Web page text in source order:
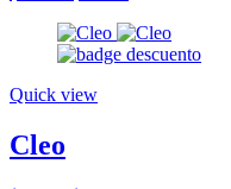
Quick view
Cleo